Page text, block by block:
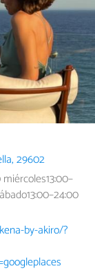
29602
by-akiro/?